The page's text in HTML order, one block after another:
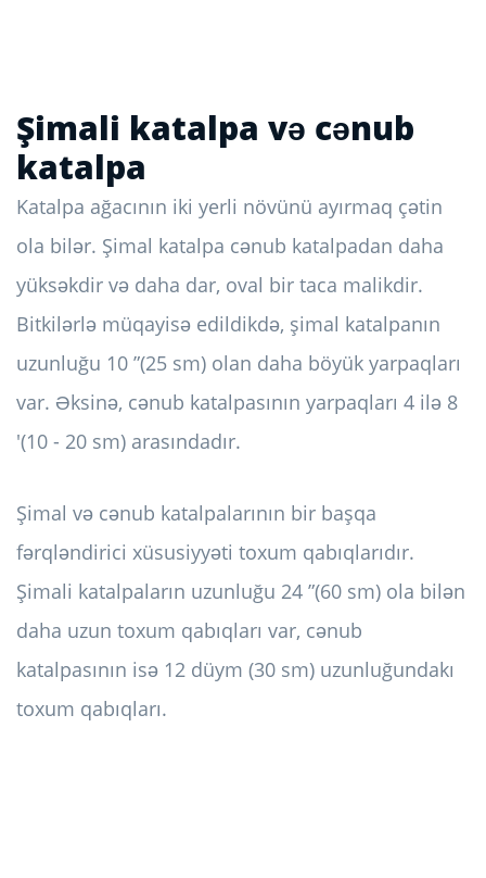
Şimali katalpa və cənub
katalpa
Katalpa ağacının iki yerli növünü ayırmaq çətin
ola bilər. Şimal katalpa cənub katalpadan daha
yüksəkdir və daha dar, oval bir taca malikdir.
Bitkilərlə müqayisə edildikdə, şimal katalpanın
uzunluğu 10 ”(25 sm) olan daha böyük yarpaqları
var. Əksinə, cənub katalpasının yarpaqları 4 ilə 8
'(10 - 20 sm) arasındadır.
Şimal və cənub katalpalarının bir başqa
fərqləndirici xüsusiyyəti toxum qabıqlarıdır.
Şimali katalpaların uzunluğu 24 ”(60 sm) ola bilən
daha uzun toxum qabıqları var, cənub
katalpasının isə 12 düym (30 sm) uzunluğundakı
toxum qabıqları.